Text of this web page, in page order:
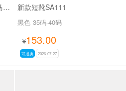
新款欧美复古辣妹风显瘦厚底马丁靴女褶皱皮带扣机车短靴粗跟中筒靴SA703 新款短靴SA111
黑色 35码-40码
¥153.00
可退换 2026-07-27